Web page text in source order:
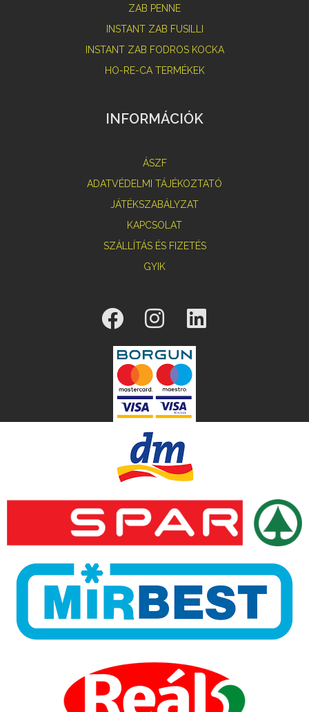
ZAB PENNE
INSTANT ZAB FUSILLI
INSTANT ZAB FODROS KOCKA
HO-RE-CA TERMÉKEK
INFORMÁCIÓK
ÁSZF
ADATVÉDELMI TÁJÉKOZTATÓ
JÁTÉKSZABÁLYZAT
KAPCSOLAT
SZÁLLÍTÁS ÉS FIZETÉS
GYIK